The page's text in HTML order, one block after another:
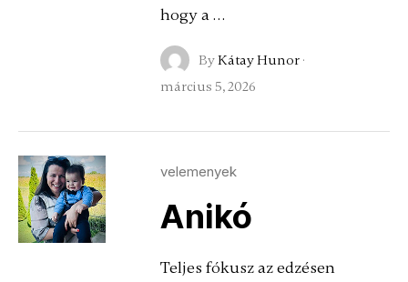
hogy a …
ByKátay Hunor·
március 5, 2026
velemenyek
Anikó
Teljes fókusz az edzésen